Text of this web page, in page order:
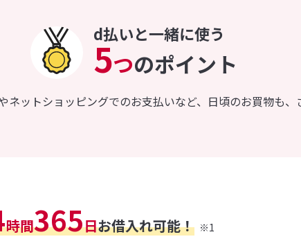
d払いと一緒に使う
5つのポイント
ネットショッピングでのお支払いなど、日頃のお買物も
時間365日お借入れ可能！ ※1